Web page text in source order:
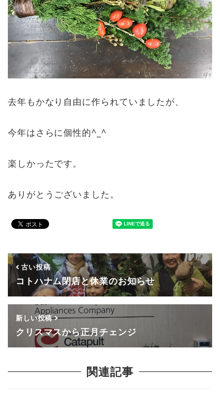
去年もかなり自由に作られていましたが、
今年はさらに個性的^_^
楽しかったです。
ありがとうございました。
古い投稿
コトハナム閉店と休業のお知らせ
新しい投稿
クリスマスから正月チェンジ
関連記事